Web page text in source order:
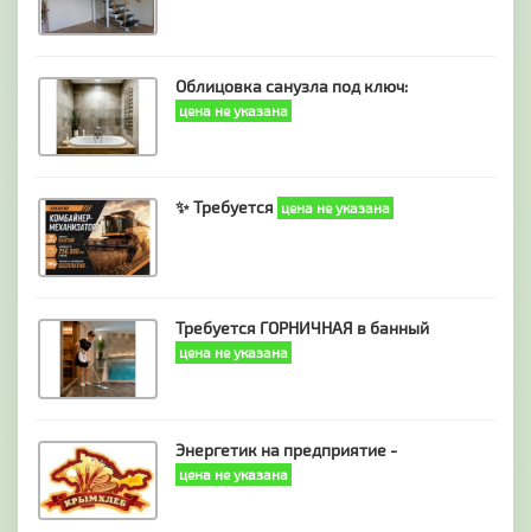
Облицовка санузла под ключ:
цена не указана
✨ Требуется цена не указана
Требуется ГОРНИЧНАЯ в банный
цена не указана
Энергетик на предприятие -
цена не указана